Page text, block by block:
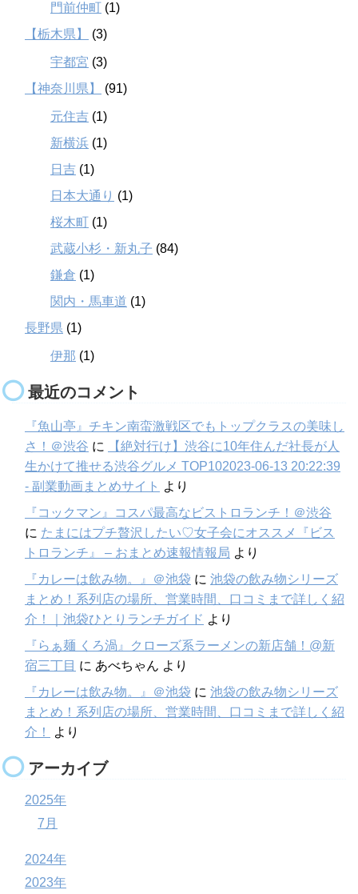
門前仲町 (1)
【栃木県】
(3)
宇都宮 (3)
【神奈川県】
(91)
元住吉 (1)
新横浜 (1)
日吉 (1)
日本大通り (1)
桜木町 (1)
武蔵小杉・新丸子 (84)
鎌倉 (1)
関内・馬車道 (1)
長野県 (1)
伊那 (1)
最近のコメント
『魚山亭』チキン南蛮激戦区でもトップクラスの美味し
さ！＠渋谷 に
【絶対行け】渋谷に10年住んだ社長が人
生かけて推せる渋谷グルメ TOP102023-06-13 20:22:39
- 副業動画まとめサイト より
『コックマン』コスパ最高なビストロランチ！＠渋谷
に たまにはプチ贅沢したい♡女子会にオススメ『ビス
トロランチ』 – おまとめ速報情報局 より
『カレーは飲み物。』＠池袋 に 池袋の飲み物シリーズ
まとめ！系列店の場所、営業時間、口コミまで詳しく紹
介！｜池袋ひとりランチガイド より
『らぁ麺 くろ渦』クローズ系ラーメンの新店舗！@新
宿三丁目 に あべちゃん より
『カレーは飲み物。』＠池袋 に 池袋の飲み物シリーズ
まとめ！系列店の場所、営業時間、口コミまで詳しく紹
介！
より
アーカイブ
2025年
7月
2024年
2023年